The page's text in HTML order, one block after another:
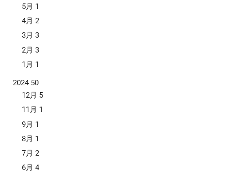
他の情報を取得し、他の航空機との衝突を防止する
います。 TCASの動作原理は、適...
を用いると、BとDは「ブラボー」と「デルタ」、M
とNは「マイク」と「ノベンバー」になりますの
えることが出来ます。 フォネティックコード表 ア
ルファベット 読 み Ａ ＡＬＦＡ アルファ Ｂ ＢＲＡ
ＶＯ ブラボー Ｃ ＣＨＡＲＬＩＥ チャーリー Ｄ Ｄ
ＥＬＴＡ デルタ Ｅ ＥＣＨＯ エコー Ｆ ＦＯＸＴＲ
ＯＴ フォックストロット Ｇ ＧＯＬＦ ゴルフ Ｈ Ｈ
ＯＴＥＬ ホテル Ｉ ＩＮＤＩＡ インディア Ｊ ＪＵ
ＬＩＥＴＴ ジュリエット Ｋ ＫＩＬＯ キロ Ｌ ＬＩ
5月 1
4月 2
3月 3
2月 3
1月 1
2024 50
12月 5
11月 1
9月 1
8月 1
7月 2
6月 4